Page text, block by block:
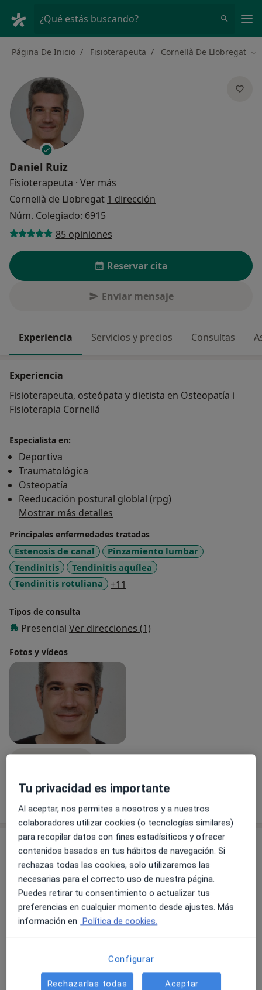
¿Qué estás buscando?
Página De Inicio Fisioterapeuta Cornellà De Llobregat
Daniel Ruiz
Fisioterapeuta · Ver más
Cornellà de Llobregat 1 dirección
Núm. Colegiado: 6915
85 opiniones
Reservar cita
Enviar mensaje
Experiencia Servicios y precios Consultas
Experiencia
Fisioterapeuta, osteópata y dietista en Osteopatía i
Fisioterapia Cornellá
Especialista en:
Deportiva
Traumatológica
Osteopatía
Reeducación postural globlal (rpg)
Mostrar más detalles
Principales enfermedades tratadas
Estenosis de canal
Pinzamiento lumbar
Tendinitis
Tendinitis aquílea
Tendinitis rotuliana
+11
Tipos de consulta
Presencial Ver direcciones (1)
Fotos y vídeos
Mostrar más detallessobre la experiencia
Servicios y precios
Primera visita fisioterapia
53 € Detalles Reservar cita
Primera visita Nutrición y Dietética
Seguimiento Nutrición y Dietética
Detalles Reservar cita
Tu privacidad es importante
Al aceptar, nos permites a nosotros y a nuestros
colaboradores utilizar cookies (o tecnologías similares)
para recopilar datos con fines estadísiticos y ofrecer
contenidos basados en tus hábitos de navegación. Si
rechazas todas las cookies, solo utilizaremos las
necesarias para el correcto uso de nuestra página.
Puedes retirar tu consentimiento o actualizar tus
preferencias en cualquier momento desde ajustes. Más
información en Política de cookies.
Configurar
Rechazarlas todas Aceptar